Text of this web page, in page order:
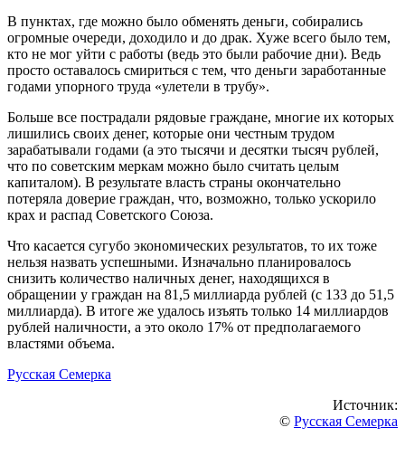
В пунктах, где можно было обменять деньги, собирались
огромные очереди, доходило и до драк. Хуже всего было тем,
кто не мог уйти с работы (ведь это были рабочие дни). Ведь
просто оставалось смириться с тем, что деньги заработанные
годами упорного труда «улетели в трубу».
Больше все пострадали рядовые граждане, многие их которых
лишились своих денег, которые они честным трудом
зарабатывали годами (а это тысячи и десятки тысяч рублей,
что по советским меркам можно было считать целым
капиталом). В результате власть страны окончательно
потеряла доверие граждан, что, возможно, только ускорило
крах и распад Советского Союза.
Что касается сугубо экономических результатов, то их тоже
нельзя назвать успешными. Изначально планировалось
снизить количество наличных денег, находящихся в
обращении у граждан на 81,5 миллиарда рублей (с 133 до 51,5
миллиарда). В итоге же удалось изъять только 14 миллиардов
рублей наличности, а это около 17% от предполагаемого
властями объема.
Русская Семерка
Источник:
© Русская Семерка